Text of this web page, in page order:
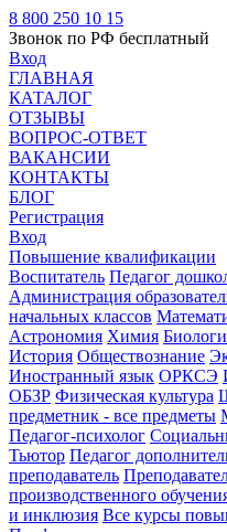
8 800 250 10 15
Звонок по РФ бесплатный
Вход
ГЛАВНАЯ
КАТАЛОГ
ОТЗЫВЫ
ВОПРОС-ОТВЕТ
ВАКАНСИИ
КОНТАКТЫ
БЛОГ
Регистрация
Вход
Повышение квалификации
Воспитатель Педагог
Администрация
начальных классов
Астрономия Химия
История Обществознание
Иностранный язык ОРКСЭ
ОБЗР Физическая культура
предметник - все предметы
Педагог-психолог
Тьютор Педагог
преподаватель
производственного
и инклюзия Все курсы